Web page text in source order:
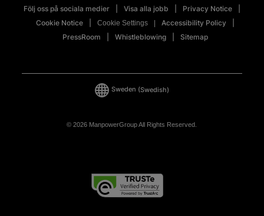
Följ oss på sociala medier Visa alla jobb
Privacy Notice
Cookie Notice
Cookie Settings
Accessibility Policy
PressRoom
Whistleblowing Sitemap
© 2026 ManpowerGroup All Rights Reserved.
Sweden (Swedish)